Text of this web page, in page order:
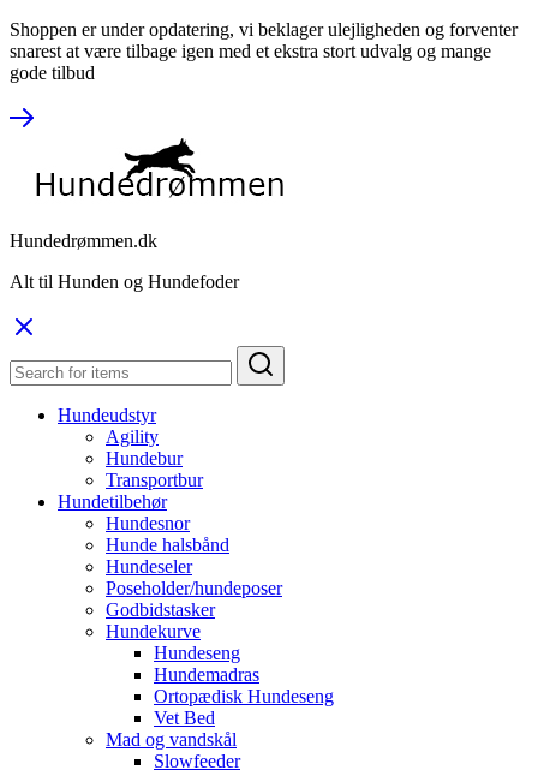
Shoppen er under opdatering, vi beklager ulejligheden og forventer
snarest at være tilbage igen med et ekstra stort udvalg og mange
gode tilbud
Hundedrømmen.dk
Alt til Hunden og Hundefoder
Hundeudstyr
Agility
Hundebur
Transportbur
Hundetilbehør
Hundesnor
Hunde halsbånd
Hundeseler
Poseholder/hundeposer
Godbidstasker
Hundekurve
Hundeseng
Hundemadras
Ortopædisk Hundeseng
Vet Bed
Mad og vandskål
Slowfeeder